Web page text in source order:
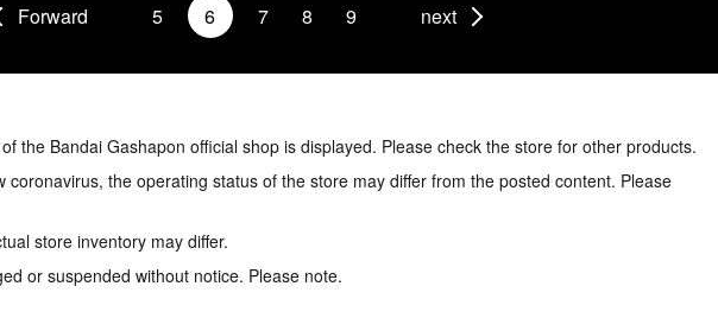
Forward 5 6 7 8 9 next
the Bandai Gashapon official shop is displayed. Please check the store for other products.
coronavirus, the operating status of the store may differ from the posted content. Please
store inventory may differ.
or suspended without notice. Please note.